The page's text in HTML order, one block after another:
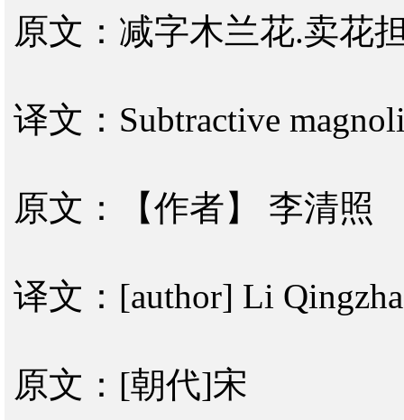
原文：减字木兰花.卖花
译文：Subtractive
原文：【作者】 李清照
译文：[author] Li
原文：[朝代]宋